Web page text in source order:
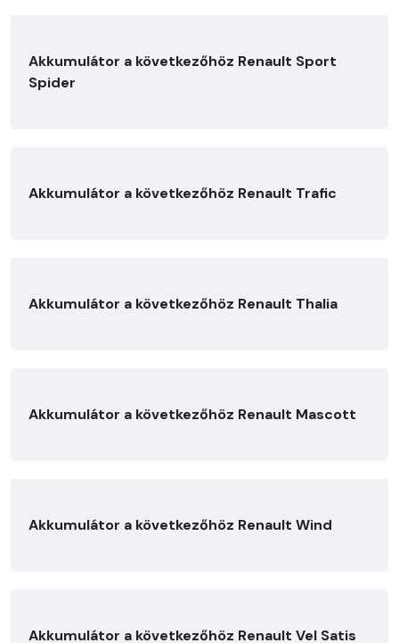
Akkumulátor a következőhöz Renault Sport
Spider
Akkumulátor a következőhöz Renault Trafic
Akkumulátor a következőhöz Renault Thalia
Akkumulátor a következőhöz Renault Mascott
Akkumulátor a következőhöz Renault Wind
Akkumulátor a következőhöz Renault Vel Satis